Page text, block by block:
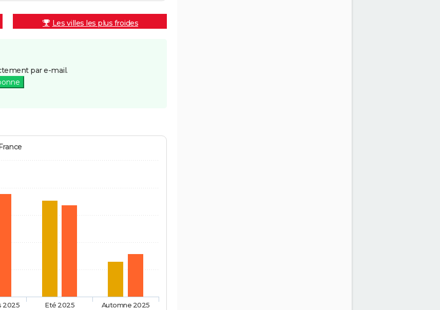
Les villes les plus froides
par e-mail.
2025 Eté 2025 Automne 2025